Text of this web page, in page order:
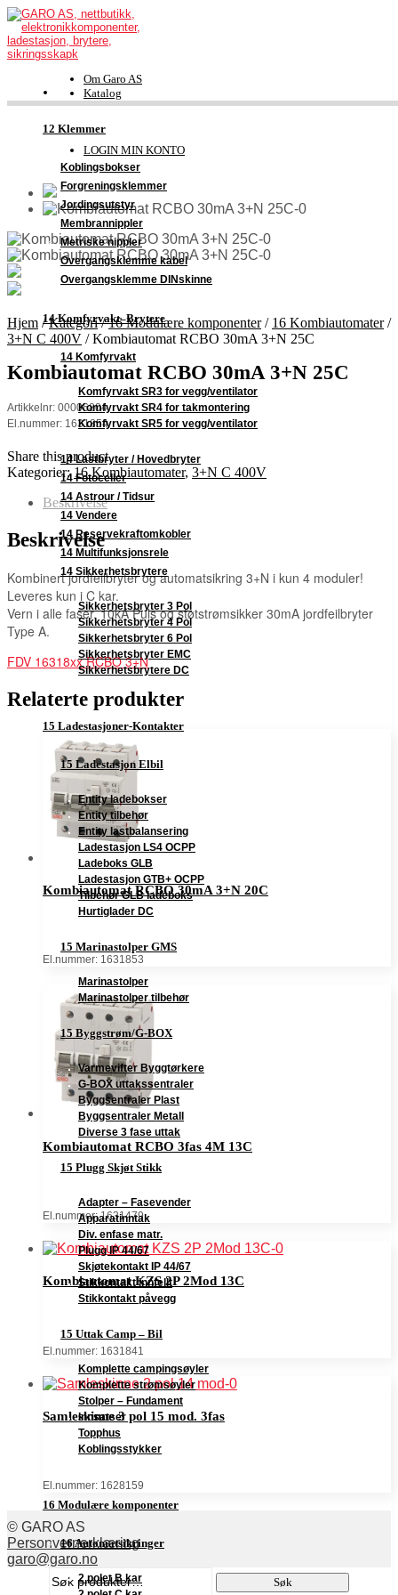
12 Klemmer
Koblingsbokser
Forgreningsklemmer
Jordingsutstyr
Membrannippler
Metriske nippler
Overgangsklemme kabel
Overgangsklemme DINskinne
14 Komfyrvakt–Brytere
14 Komfyrvakt
Komfyrvakt SR3 for vegg/ventilator
Komfyrvakt SR4 for takmontering
Komfyrvakt SR5 for vegg/ventilator
14 Lastbryter / Hovedbryter
14 Fotoceller
14 Astrour / Tidsur
14 Vendere
14 Reservekraftomkobler
14 Multifunksjonsrele
14 Sikkerhetsbrytere
Sikkerhetsbryter 3 Pol
Sikkerhetsbryter 4 Pol
Sikkerhetsbryter 6 Pol
Sikkerhetsbryter EMC
Sikkerhetsbrytere DC
15 Ladestasjoner-Kontakter
15 Ladestasjon Elbil
Entity ladebokser
Entity tilbehør
Entity lastbalansering
Ladestasjon LS4 OCPP
Ladeboks GLB
Ladestasjon GTB+ OCPP
Tilbehør GLB ladeboks
Hurtiglader DC
15 Marinastolper GMS
Marinastolper
Marinastolper tilbehør
15 Byggstrøm/G-BOX
Varmevifter Byggtørkere
G-BOX uttakssentraler
Byggsentraler Plast
Byggsentraler Metall
Diverse 3 fase uttak
15 Plugg Skjøt Stikk
Adapter – Fasevender
Apparatinntak
Div. enfase matr.
Plugg IP 44/67
Skjøtekontakt IP 44/67
Stikkontakt innfellt
Stikkontakt påvegg
15 Uttak Camp – Bil
Komplette campingsøyler
Komplette strømsøyler
Stolper – Fundament
Innsatser
Topphus
Koblingsstykker
16 Modulære komponenter
16 Automatsikringer
2 polet B kar
Om Garo AS
Katalog
FDV-dokumentasjon
Support
LOGIN MIN KONTO
Hjem / Kategori / 16 Modulære komponenter / 16 Kombiautomater /
3+N C 400V /Kombiautomat RCBO 30mA 3+N 25C
Kombiautomat RCBO 30mA 3+N 25C
Artikkelnr: 00006804
El.nummer: 1631854
Share this product
Kategorier:16 Kombiautomater, 3+N C 400V
Beskrivelse
Beskrivelse
Kombinert jordfeilbryter og automatsikring 3+N i kun 4 moduler!
Leveres kun i C kar.
Vern i alle faser. 10kA Puls og støtstrømsikker 30mA jordfeilbryter
Type A.
FDV 16318xx RCBO 3+N
Relaterte produkter
Kombiautomat RCBO 30mA 3+N 20C
El.nummer: 1631853
Kombiautomat RCBO 3fas 4M 13C
El.nummer: 1631479
Kombiautomat KZS 2P 2Mod 13C
El.nummer: 1631841
Samleskinne 3 pol 15 mod. 3fas
El.nummer: 1628159
© GARO AS
Personvernerklæring
garo@garo.no
Søk
etter:
Søk